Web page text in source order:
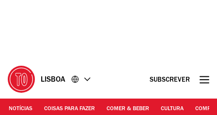
LISBOA SUBSCREVER
NOTÍCIAS COISAS PARA FAZER COMER & BEBER CULTURA